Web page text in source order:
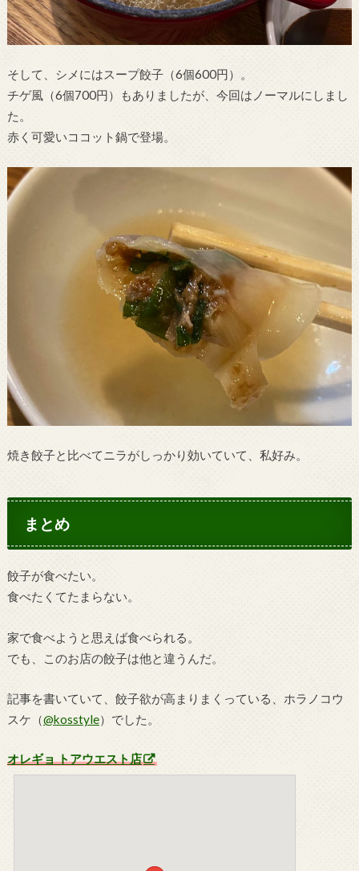
そして、シメにはスープ餃子（6個600円）。
チゲ風（6個700円）もありましたが、今回はノーマルにしまし
た。
赤く可愛いココット鍋で登場。
焼き餃子と比べてニラがしっかり効いていて、私好み。
まとめ
餃子が食べたい。
食べたくてたまらない。
家で食べようと思えば食べられる。
でも、このお店の餃子は他と違うんだ。
記事を書いていて、餃子欲が高まりまくっている、ホラノコウ
スケ（@kosstyle）でした。
オレギョ トアウエスト店